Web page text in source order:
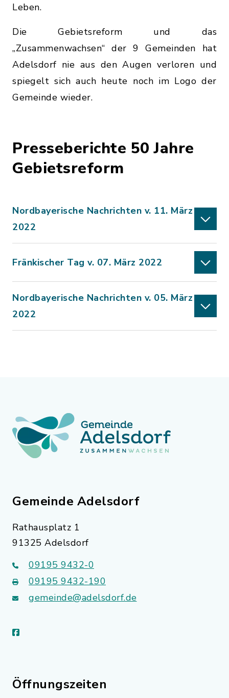
Leben.
Die Gebietsreform und das
„Zusammenwachsen“ der 9 Gemeinden hat
Adelsdorf nie aus den Augen verloren und
spiegelt sich auch heute noch im Logo der
Gemeinde wieder.
Presseberichte 50 Jahre
Gebietsreform
Nordbayerische Nachrichten v. 11. März
2022
Fränkischer Tag v. 07. März 2022
Nordbayerische Nachrichten v. 05. März
2022
Gemeinde Adelsdorf
Rathausplatz 1
91325 Adelsdorf
09195 9432-0
09195 9432-190
gemeinde@adelsdorf.de
facebook
Öffnungszeiten